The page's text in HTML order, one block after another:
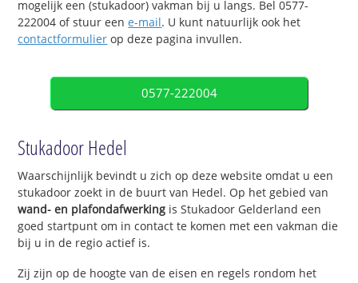
mogelijk een (stukadoor) vakman bij u langs. Bel 0577-
222004 of stuur eene-mail. U kunt natuurlijk ook het
contactformulier op deze pagina invullen.
0577-222004
Stukadoor Hedel
Waarschijnlijk bevindt u zich op deze website omdat u een
stukadoor zoekt in de buurt van Hedel. Op het gebied van
wand- en plafondafwerking is Stukadoor Gelderland een
goed startpunt om in contact te komen met een vakman die
bij u in de regio actief is.
Zij zijn op de hoogte van de eisen en regels rondom het